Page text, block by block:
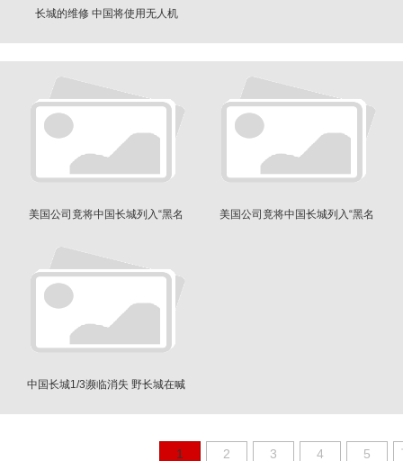
长城的维修 中国将使用无人机
美国公司竟将中国长城列入“黑名
美国公司竟将中国长城列入“黑名
中国长城1/3濒临消失 野长城在喊
1 2 3 4 5